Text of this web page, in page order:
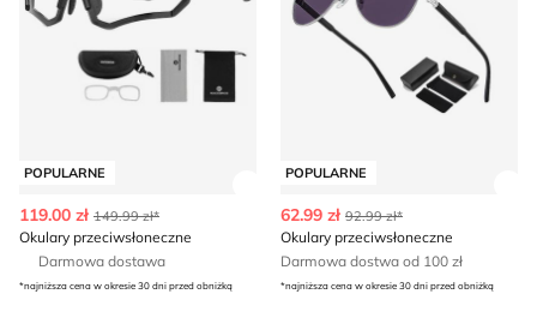
POPULARNE
119.00 zł 149.99 zł*
Okulary przeciwsłoneczne
Darmowa dostawa
*najniższa cena w okresie 30 dni przed obniżką
POPULARNE
62.99 zł 92.99 zł*
Okulary przeciwsłoneczne
Darmowa dostwa od 100 zł
*najniższa cena w okresie 30 dni przed obniżką